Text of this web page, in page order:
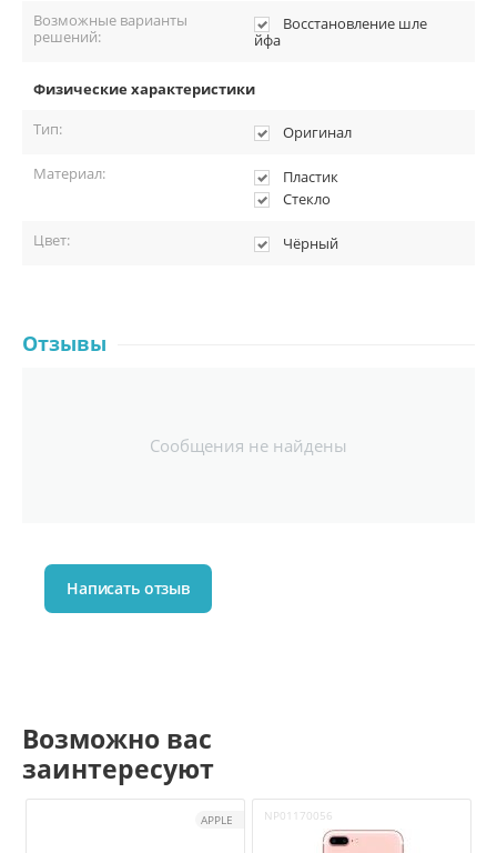
Возможные варианты
решений:
Восстановление шле
йфа
Физические характеристики
Тип:
Оригинал
Материал:
Пластик
Стекло
Цвет: Чёрный
Отзывы
Сообщения не найдены
Написать отзыв
Возможно вас
заинтересуют
APPLE NP01170056